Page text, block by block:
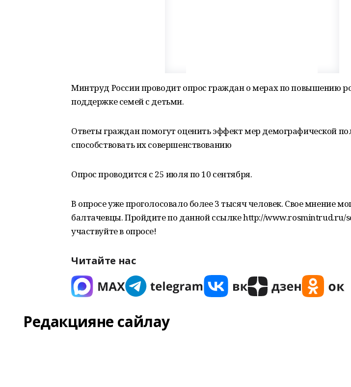
Минтруд России проводит опрос граждан о мерах по повышению
поддержке семей с детьми.
Ответы граждан помогут оценить эффект мер демографической
способствовать их совершенствованию
Опрос проводится с 25 июля по 10 сентября.
В опросе уже проголосовало более 3 тысяч человек. Свое мнение
балтачевцы. Пройдите по данной ссылке http://www.rosmintrud.ru/
участвуйте в опросе!
Читайте нас
Редакцияне сайлау